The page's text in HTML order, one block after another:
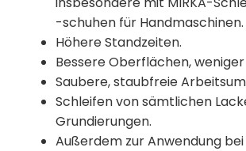
-schuhen für Handmaschinen.
Höhere Standzeiten.
Bessere Oberflächen,
Saubere, staubfreie
Schleifen von sämtlichen
Grundierungen.
Außerdem zur Anwendung